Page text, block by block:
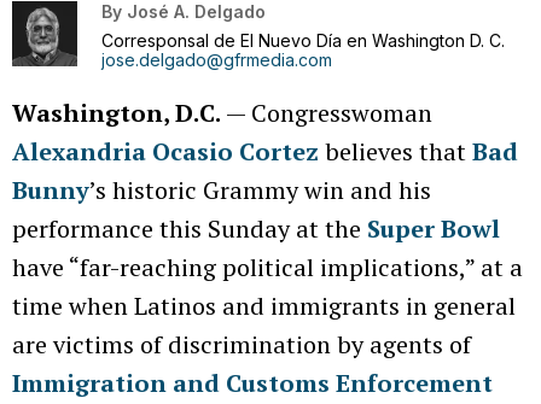
By José A. Delgado
Corresponsal de El Nuevo Día en Washington D. C.
jose.delgado@gfrmedia.com
Washington, D.C. — Congresswoman
Alexandria Ocasio Cortez believes thatBad
Bunny’s historic Grammy win and his
performance this Sunday at the Super Bowl
have “far-reaching political implications,” at a
time when Latinos and immigrants in general
are victims of discrimination by agents of
Immigration and Customs Enforcement